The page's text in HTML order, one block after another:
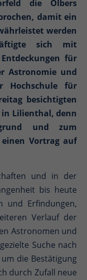
die Olbers
damit ein
werden
sich mit
für
Astronomie und
Hochschule für
besichtigten
in Lilienthal, denn
und zum
Vortrag auf
und in der
bis heute
und Erfindungen,
Verlauf der
Astronomen und
Suche nach
die Bestätigung
durch Zufall neue